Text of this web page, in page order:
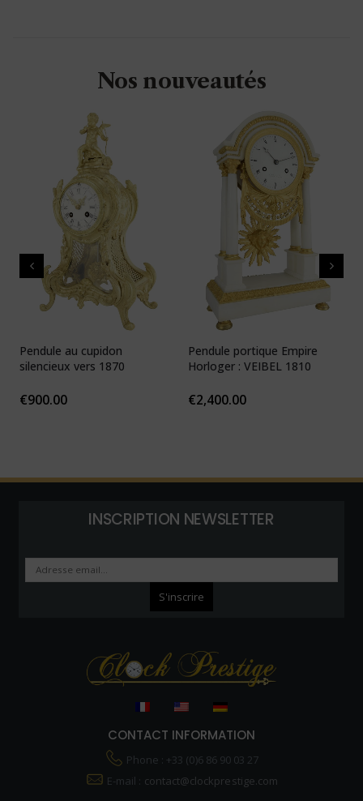
Nos nouveautés
Pendule au cupidon
silencieux vers 1870
€900.00
Pendule portique Empire
Horloger : VEIBEL 1810
€2,400.00
INSCRIPTION NEWSLETTER
CONTACT INFORMATION
Phone : +33 (0)6 86 90 03 27
E-mail : contact@clockprestige.com